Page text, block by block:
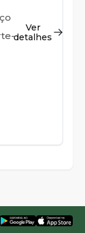
Ver
detalhes